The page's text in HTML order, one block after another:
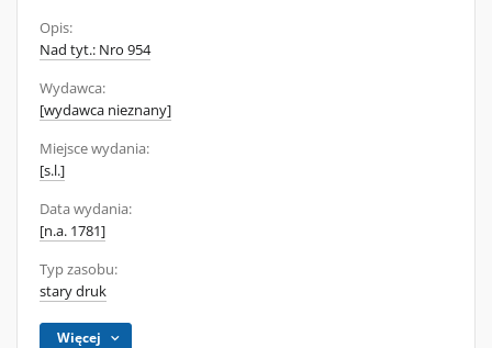
Opis:
Nad tyt.: Nro 954
Wydawca:
[wydawca nieznany]
Miejsce wydania:
[s.l.]
Data wydania:
[n.a. 1781]
Typ zasobu:
stary druk
Więcej